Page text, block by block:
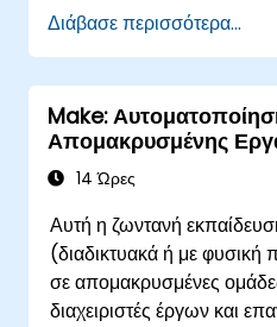
το Slack, το Trello και
Σχεδιάζουν και
πολλαπλών βημάτων
Βελτιστοποιούν και
αυτοματοποιημένων
Διάβασε περισσότερα...
Make:
Απομακρυσμένης
14 Ώρες
Αυτή η ζωντανή
(διαδικτυακά ή με φυσική
σε απομακρυσμένες
διαχειριστές έργων και